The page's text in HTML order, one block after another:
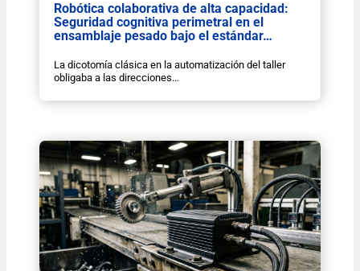
Robótica colaborativa de alta capacidad:
Seguridad cognitiva perimetral en el
ensamblaje pesado bajo el estándar…
La dicotomía clásica en la automatización del taller
obligaba a las direcciones…